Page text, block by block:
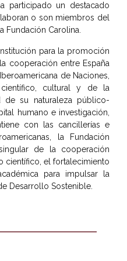
participado un destacado
o son miembros del
Fundación Carolina.
para la promoción
cooperación entre España
de Naciones,
cultural y de la
de su naturaleza público-
humano e investigación,
con las cancillerías e
la Fundación
de la cooperación
científico, el fortalecimiento
para impulsar la
Desarrollo Sostenible.